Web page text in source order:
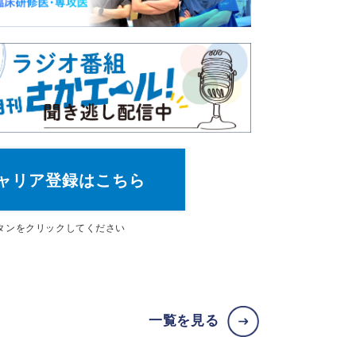
リア登録はこちら
ン をクリックしてください
一覧を見る